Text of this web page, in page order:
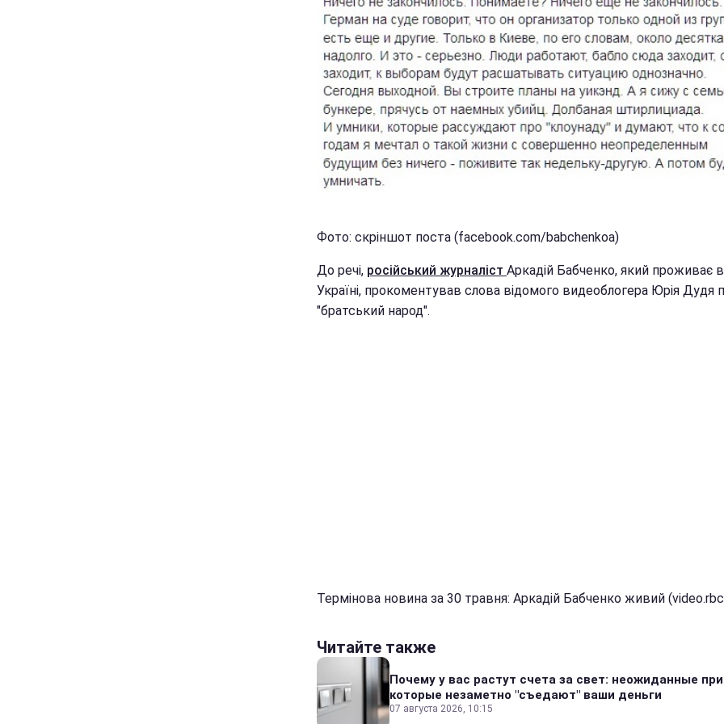
Фото: скріншот поста (facebook.com/babchenkoa)
До речі, російський журналіст Аркадій Бабченко, який проживає в
Україні, прокоментував слова відомого видеоблогера Юрія Дудя
"братський народ".
Термінова новина за 30 травня: Аркадій Бабченко живий
Читайте также
Почему у вас растут счета за свет: неожиданные
которые незаметно "съедают" ваши деньги
07 августа 2026, 10:15